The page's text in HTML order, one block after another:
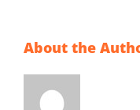
About the